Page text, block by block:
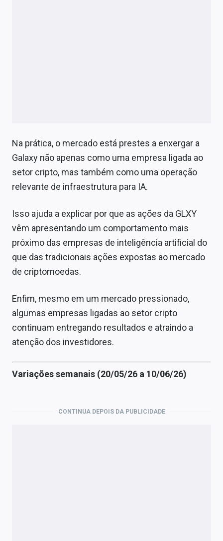
Na prática, o mercado está prestes a enxergar a
Galaxy não apenas como uma empresa ligada ao
setor cripto, mas também como uma operação
relevante de infraestrutura para IA.
Isso ajuda a explicar por que as ações da GLXY
vêm apresentando um comportamento mais
próximo das empresas de inteligência artificial do
que das tradicionais ações expostas ao mercado
de criptomoedas.
Enfim, mesmo em um mercado pressionado,
algumas empresas ligadas ao setor cripto
continuam entregando resultados e atraindo a
atenção dos investidores.
Variações semanais (20/05/26 a 10/06/26)
CONTINUA DEPOIS DA PUBLICIDADE